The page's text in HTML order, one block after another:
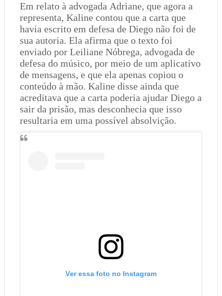
Em relato à advogada Adriane, que agora a
representa, Kaline contou que a carta que
havia escrito em defesa de Diego não foi de
sua autoria. Ela afirma que o texto foi
enviado por Leiliane Nóbrega, advogada de
defesa do músico, por meio de um aplicativo
de mensagens, e que ela apenas copiou o
conteúdo à mão. Kaline disse ainda que
acreditava que a carta poderia ajudar Diego a
sair da prisão, mas desconhecia que isso
resultaria em uma possível absolvição.
Ver essa foto no Instagram